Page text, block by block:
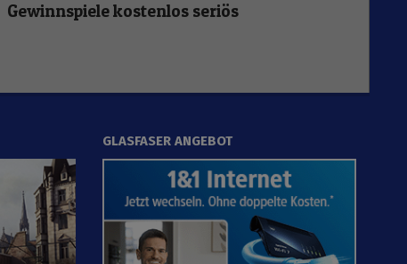
Gewinnspiele kostenlos seriös
GLASFASER ANGEBOT